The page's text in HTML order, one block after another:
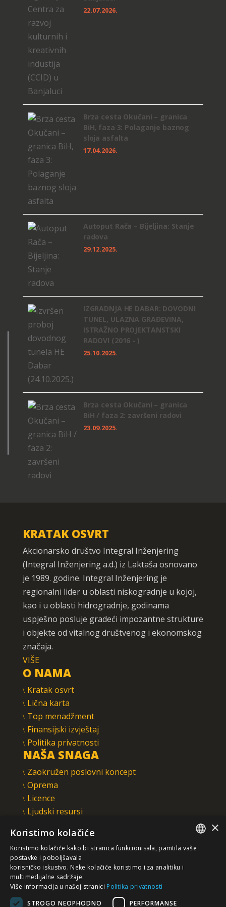
22.07.2026.
Brza cesta Okučani – granica
BiH, faza 3: Polaganje baznog
sloja asfalta
17.04.2026.
Autoput Rača – Bijeljina: Stanje
radova
29.12.2025.
IZGRADNJA HE DABAR: DOVODNI
TUNEL, ULAZNA GRAĐEVINA,
ISTRAŽNO PROJEKTANSTSKI
RADOVI (2016 - )
25.10.2025.
Brza cesta Okučani – granica
BiH / faza 2: završeni radovi
23.09.2025.
KRATAK OSVRT
Akcionarsko društvo Integral Inženjering
(Integral Inženjering a.d.) iz Laktaša osnovano
je 1989. godine. Integral Inženjering je
regionalni lider u oblasti niskogradnje u kojoj,
kao i u oblasti hidrogradnje, godinama
uspješno posluje gradeći impozantne strukture
i objekte od vitalnog društvenog i ekonomskog
značaja.
VIŠE
O NAMA
Kratak osvrt
Lična karta
Top menadžment
Finansijski izvještaj
Politika privatnosti
NAŠA SNAGA
Zaokružen poslovni koncept
Oprema
Licence
Ljudski resursi
INTEGRAL INŽENJERING A.D.
Omladinska 44, 78250 Laktaši
+387 (0)51 337 401
+387 (0)51 337 491
iicbl@integragrupa.com
×
Koristimo kolačiće
Koristimo kolačiće kako bi stranica funkcionisala, pamtila vaše
postavke i poboljšavala
korisničko iskustvo. Neke kolačiće koristimo i za analitiku i
multimedijalne sadržaje.
Više informacija u našoj stranici Politika privatnosti
STROGO NEOPHODNO
PERFORMANSE